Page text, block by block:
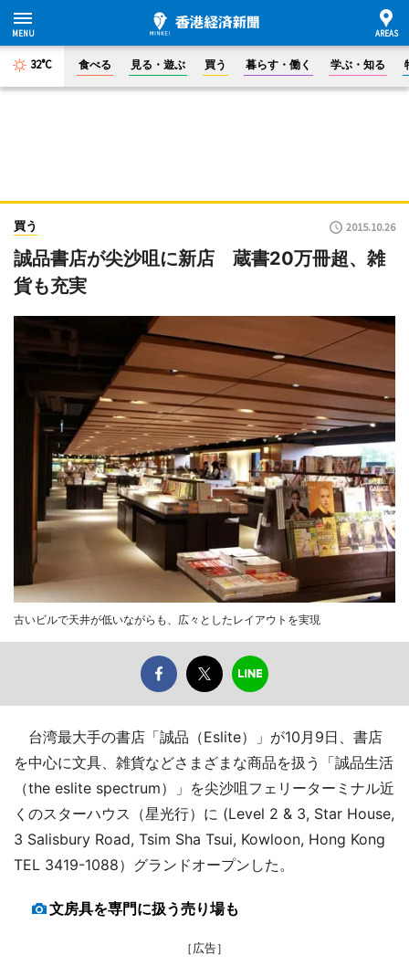
32°C 食べる 見る・遊ぶ 買う 暮らす・働く 学ぶ・知る
買う 2015.10.26
誠品書店が尖沙咀に新店 蔵書20万冊超、雑
貨も充実
古いビルで天井が低いながらも、広々としたレイアウトを実現
台湾最大手の書店「誠品（Eslite）」が10月9日、書店
を中心に文具、雑貨などさまざまな商品を扱う「誠品生活
（the eslite spectrum）」を尖沙咀フェリーターミナル近
くのスターハウス（星光行）に (Level 2 & 3, Star House,
3 Salisbury Road, Tsim Sha Tsui, Kowloon, Hong Kong
TEL 3419-1088）グランドオープンした。
文房具を専門に扱う売り場も
［広告］